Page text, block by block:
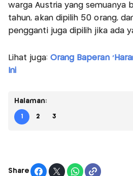
warga Austria yang semuanya
tahun, akan dipilih 50 orang,
pengganti juga dipilih jika ada
Lihat juga: Orang Baperan
Ini
Halaman:
1 2 3
Share